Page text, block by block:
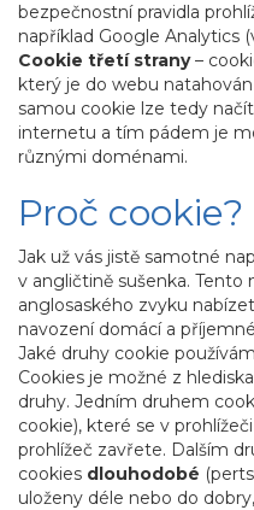
bezpečnostní pravidla
například Google Analytics
Cookie třetí strany–
který je do webu
samou cookie lze tedy
internetu a tím pádem je
různými doménami.
Proč cookie?
Jak už vás jistě samotné
v angličtině sušenka. Tento
anglosaského zvyku
navození domácí a
Jaké druhy cookie
Cookies je možné z
druhy. Jedním druhem
cookie), které se v
prohlížeč zavřete. Dalším
cookies dlouhodobé
uloženy déle nebo do